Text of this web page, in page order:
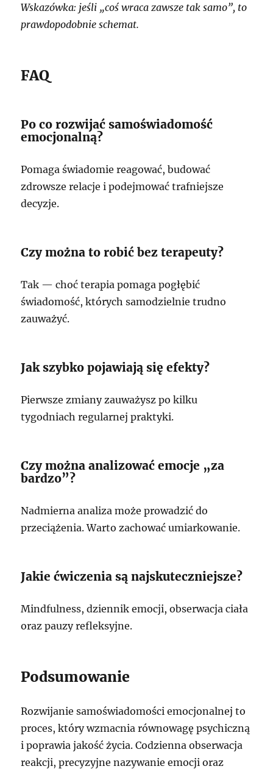
Wskazówka: jeśli „coś wraca zawsze tak samo”, to
prawdopodobnie schemat.
FAQ
Po co rozwijać samoświadomość
emocjonalną?
Pomaga świadomie reagować, budować
zdrowsze relacje i podejmować trafniejsze
decyzje.
Czy można to robić bez terapeuty?
Tak — choć terapia pomaga pogłębić
świadomość, których samodzielnie trudno
zauważyć.
Jak szybko pojawiają się efekty?
Pierwsze zmiany zauważysz po kilku
tygodniach regularnej praktyki.
Czy można analizować emocje „za
bardzo”?
Nadmierna analiza może prowadzić do
przeciążenia. Warto zachować umiarkowanie.
Jakie ćwiczenia są najskuteczniejsze?
Mindfulness, dziennik emocji, obserwacja ciała
oraz pauzy refleksyjne.
Podsumowanie
Rozwijanie samoświadomości emocjonalnej to
proces, który wzmacnia równowagę psychiczną
i poprawia jakość życia. Codzienna obserwacja
reakcji, precyzyjne nazywanie emocji oraz